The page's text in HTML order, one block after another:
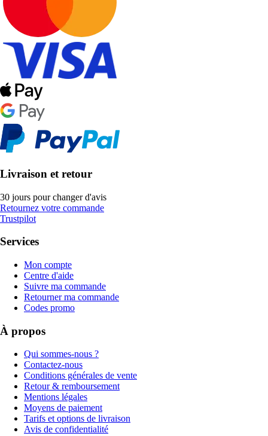
Livraison et retour
30 jours pour changer d'avis
Retournez votre commande
Trustpilot
Services
Mon compte
Centre d'aide
Suivre ma commande
Retourner ma commande
Codes promo
À propos
Qui sommes-nous ?
Contactez-nous
Conditions générales de vente
Retour & remboursement
Mentions légales
Moyens de paiement
Tarifs et options de livraison
Avis de confidentialité